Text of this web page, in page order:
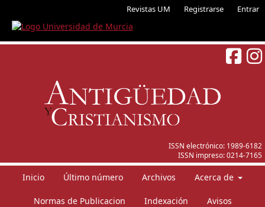
Revistas UM Registrarse Entrar
ISSN electrónico: 1989-6182
ISSN impreso:0214-7165
Inicio Último número Archivos Acerca de
Normas de Publicacion Indexación Avisos